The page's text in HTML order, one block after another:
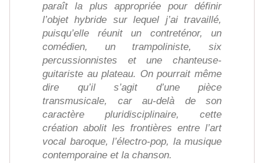
paraît la plus appropriée pour définir
l’objet hybride sur lequel j’ai travaillé,
puisqu’elle réunit un contreténor, un
comédien, un trampoliniste, six
percussionnistes et une chanteuse-
guitariste au plateau. On pourrait même
dire qu’il s’agit d’une pièce
transmusicale, car au-delà de son
caractère pluridisciplinaire, cette
création abolit les frontières entre l’art
vocal baroque, l’électro-pop, la musique
contemporaine et la chanson.